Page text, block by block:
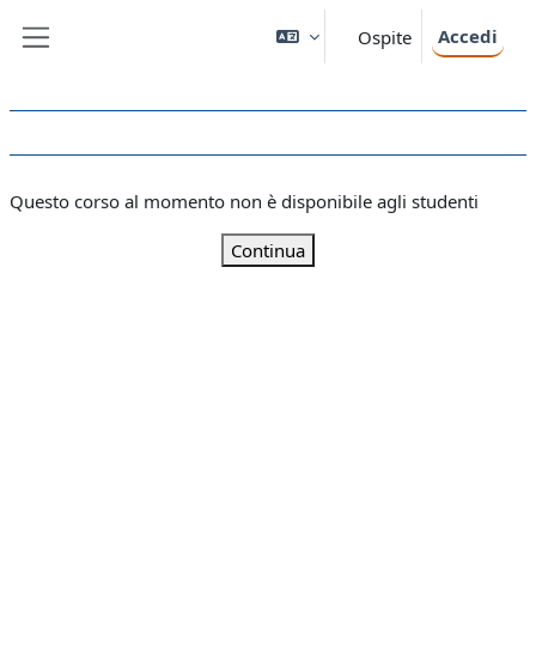
Ospite Accedi
Questo corso al momento non è disponibile agli studenti
Continua